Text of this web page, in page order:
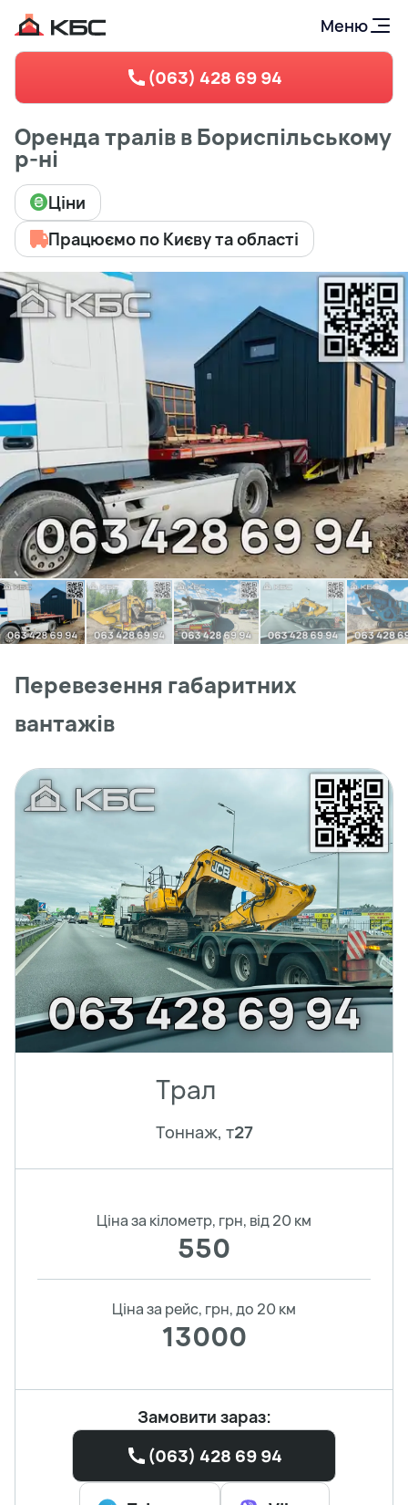
Меню
(063) 428 69 94
Оренда тралів в Бориспільському
р-ні
Ціни
Працюємо по Києву та області
Перевезення габаритних
вантажів
Трал
Тоннаж, т27
Ціна за кілометр, грн, від 20 км
550
Ціна за рейс, грн, до 20 км
13000
Замовити зараз:
(063) 428 69 94